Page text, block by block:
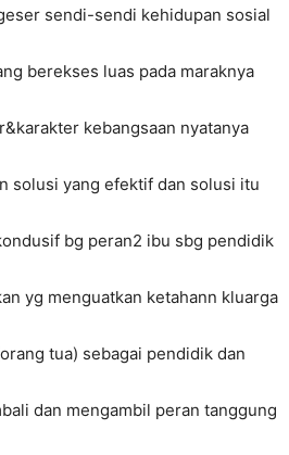
sendi-sendi kehidupan sosial
berekses luas pada maraknya
kebangsaan nyatanya
solusi yang efektif dan solusi itu
bg peran2 ibu sbg pendidik
yg menguatkan ketahann kluarga
tua) sebagai pendidik dan
dan mengambil peran tanggung